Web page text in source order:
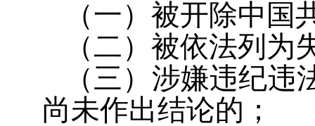
（一）被开除中国
（二）被依法列
（三）涉嫌违纪
尚未作出结论的；